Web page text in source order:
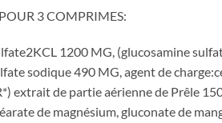
3 COMPRIMES:
1200 MG, (glucosamine
sodique 490 MG, agent de
extrait de partie aérienne de Prêle
de magnésium, gluconate de